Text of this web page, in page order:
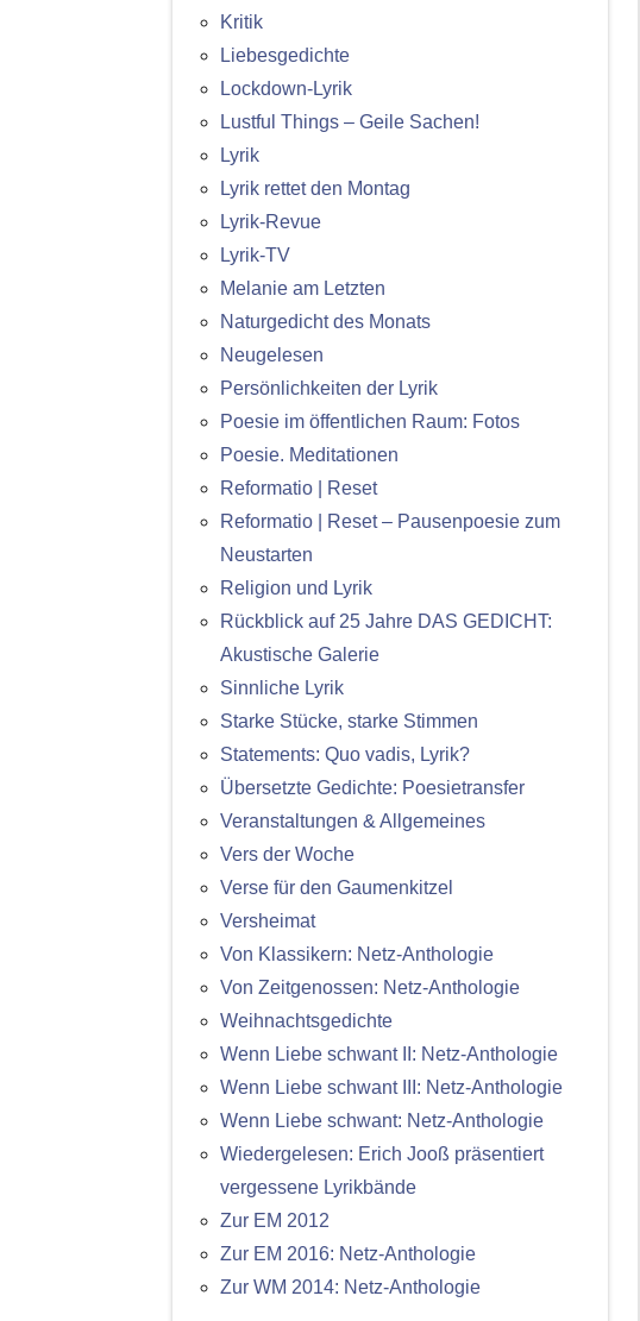
Kritik
Liebesgedichte
Lockdown-Lyrik
Lustful Things – Geile Sachen!
Lyrik
Lyrik rettet den Montag
Lyrik-Revue
Lyrik-TV
Melanie am Letzten
Naturgedicht des Monats
Neugelesen
Persönlichkeiten der Lyrik
Poesie im öffentlichen Raum: Fotos
Poesie. Meditationen
Reformatio | Reset
Reformatio | Reset – Pausenpoesie zum
Neustarten
Religion und Lyrik
Rückblick auf 25 Jahre DAS GEDICHT:
Akustische Galerie
Sinnliche Lyrik
Starke Stücke, starke Stimmen
Statements: Quo vadis, Lyrik?
Übersetzte Gedichte: Poesietransfer
Veranstaltungen & Allgemeines
Vers der Woche
Verse für den Gaumenkitzel
Versheimat
Von Klassikern: Netz-Anthologie
Von Zeitgenossen: Netz-Anthologie
Weihnachtsgedichte
Wenn Liebe schwant II: Netz-Anthologie
Wenn Liebe schwant III: Netz-Anthologie
Wenn Liebe schwant: Netz-Anthologie
Wiedergelesen: Erich Jooß präsentiert
vergessene Lyrikbände
Zur EM 2012
Zur EM 2016: Netz-Anthologie
Zur WM 2014: Netz-Anthologie